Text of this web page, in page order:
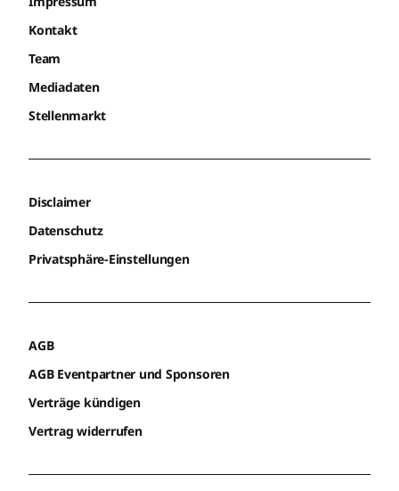
Kontakt
Team
Mediadaten
Stellenmarkt
Disclaimer
Datenschutz
Privatsphäre-Einstellungen
AGB
AGB Eventpartner und Sponsoren
Verträge kündigen
Vertrag widerrufen